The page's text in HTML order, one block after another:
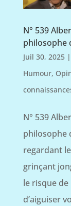
N° 539
philosophe
Juil 30, 2025|
Humour,
N° 539
philosophe
regardant
grinçant
le risque
d’aiguiser